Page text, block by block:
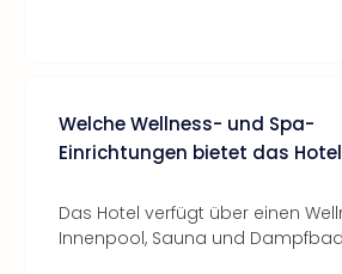
Welche Wellness- und Spa-
Einrichtungen bietet das
Das Hotel verfügt über einen
Innenpool, Sauna und